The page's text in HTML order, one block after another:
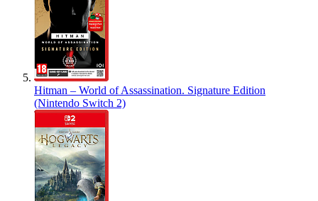
Hitman – World of Assassination. Signature Edition
(Nintendo Switch 2)